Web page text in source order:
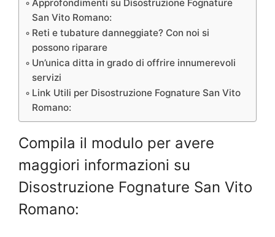
Approfondimenti su Disostruzione Fognature
San Vito Romano:
Reti e tubature danneggiate? Con noi si
possono riparare
Un’unica ditta in grado di offrire innumerevoli
servizi
Link Utili per Disostruzione Fognature San Vito
Romano:
Compila il modulo per avere
maggiori informazioni su
Disostruzione Fognature San Vito
Romano: